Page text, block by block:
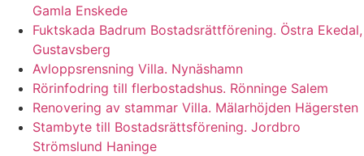
Gamla Enskede
Fuktskada Badrum Bostadsrättförening. Östra Ekedal,
Gustavsberg
Avloppsrensning Villa. Nynäshamn
Rörinfodring till flerbostadshus. Rönninge Salem
Renovering av stammar Villa. Mälarhöjden Hägersten
Stambyte till Bostadsrättsförening. Jordbro
Strömslund Haninge